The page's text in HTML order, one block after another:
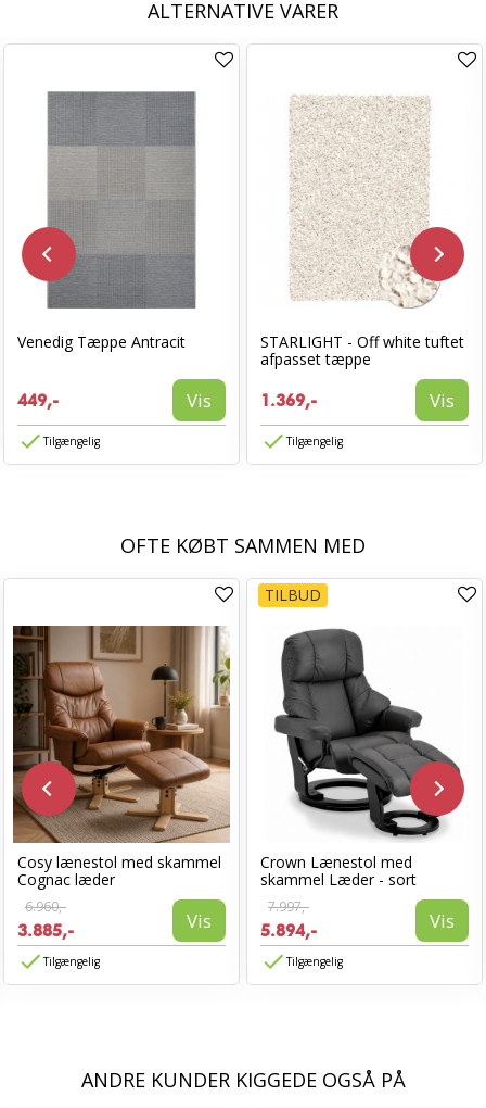
ALTERNATIVE VARER
Venedig Tæppe Antracit
449,- Vis
Tilgængelig
STARLIGHT - Off white tuftet
afpasset tæppe
1.369,- Vis
Tilgængelig
OFTE KØBT SAMMEN MED
Cosy lænestol med skammel
Cognac læder
6.960,-
3.885,- Vis
Tilgængelig
TILBUD
Crown Lænestol med
skammel Læder - sort
7.997,-
5.894,- Vis
Tilgængelig
ANDRE KUNDER KIGGEDE OGSÅ PÅ